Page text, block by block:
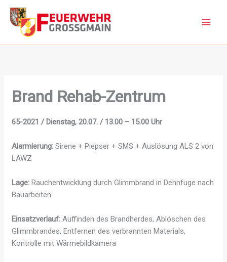
Zum
Inhalt
springen
Brand Rehab-Zentrum
65-2021 / Dienstag, 20.07. / 13.00 – 15.00 Uhr
Alarmierung: Sirene + Piepser + SMS + Auslösung ALS 2 von
LAWZ
Lage:Rauchentwicklung durch Glimmbrand in Dehnfuge nach
Bauarbeiten
Einsatzverlauf: Auffinden des Brandherdes, Ablöschen des
Glimmbrandes, Entfernen des verbrannten Materials,
Kontrolle mit Wärmebildkamera